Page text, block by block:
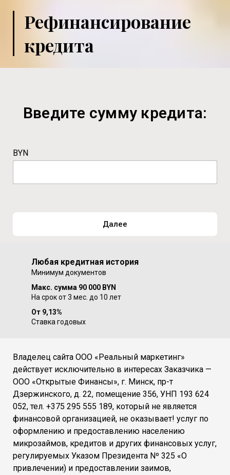
Рефинансирование
кредита
Введите сумму кредита:
BYN
Далее
Любая кредитная история
Минимум документов
Макс. сумма 90 000 BYN
На срок от 3 мес. до 10 лет
От 9,13%
Ставка годовых
Владелец сайта ООО «Реальный маркетинг»
действует исключительно в интересах Заказчика —
ООО «Открытые Финансы», г. Минск, пр-т
Дзержинского, д. 22, помещение 356, УНП 193 624
052, тел. +375 295 555 189, который не является
финансовой организацией, не оказывает! услуг по
оформлению и предоставлению населению
микрозаймов, кредитов и других финансовых услуг,
регулируемых Указом Президента Nº 325 «О
привлечении) и предоставлении заимов,